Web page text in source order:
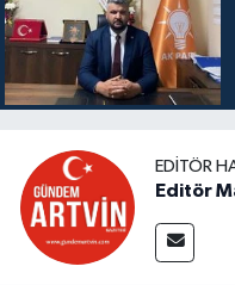
EDITÖR
Editör